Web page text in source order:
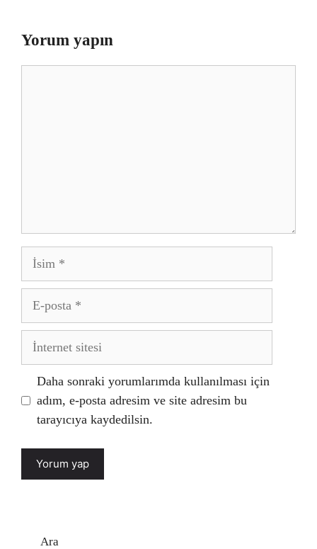
Yorum yapın
İsim
posta
İnternet
Daha sonraki yorumlarımda kullanılması için
adım, e-posta adresim ve site adresim bu
tarayıcıya kaydedilsin.
Ara